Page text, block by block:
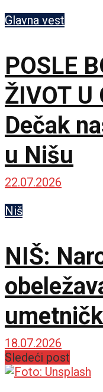
Glavna vest
POSLE
ŽIVOT U
Dečak
u Nišu
22.07.2026
Niš
NIŠ:
18.07.2026
Sledeći post